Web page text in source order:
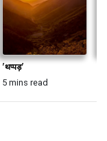
'थप्पड़'
5 mins read